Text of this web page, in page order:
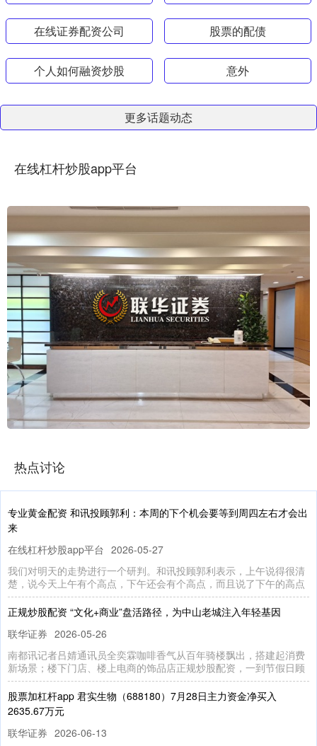
在线证券配资公司 股票的配债
个人如何融资炒股 意外
更多话题动态
在线杠杆炒股app平台
热点讨论
专业黄金配资 和讯投顾郭利：本周的下个机会要等到周四左右才会出
来
在线杠杆炒股app平台 2026-05-27
我们对明天的走势进行一个研判。和讯投顾郭利表示，上午说得很清
楚，说今天上午有个高点，下午还会有个高点，而且说了下午的高点
正规炒股配资 “文化+商业”盘活路径，为中山老城注入年轻基因
联华证券 2026-05-26
南都讯记者吕婧通讯员全奕霖咖啡香气从百年骑楼飘出，搭建起消费
新场景；楼下门店、楼上电商的饰品店正规炒股配资，一到节假日顾
股票加杠杆app 君实生物（688180）7月28日主力资金净买入
2635.67万元
联华证券 2026-06-13